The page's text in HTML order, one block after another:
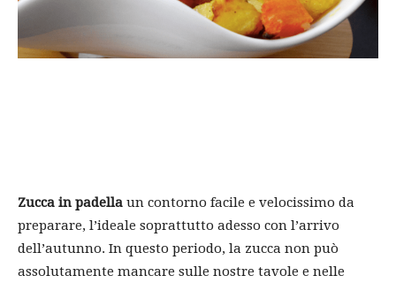
Zucca in padella un contorno facile e velocissimo da
preparare, l’ideale soprattutto adesso con l’arrivo
dell’autunno. In questo periodo, la zucca non può
assolutamente mancare sulle nostre tavole e nelle